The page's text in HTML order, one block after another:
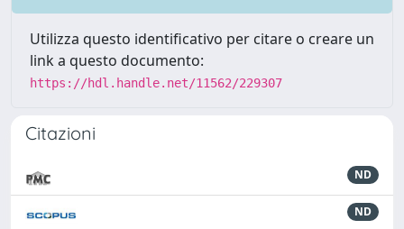
Utilizza questo identificativo per citare o creare un
link a questo documento:
https://hdl.handle.net/11562/229307
Citazioni
ND
ND